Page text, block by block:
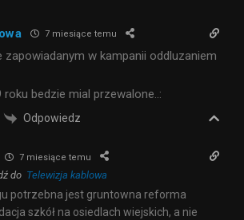
7 miesiące temu
w kampanii oddluzaniem
bedzie mial przewalone..:
Odpowiedz
7 miesiące temu
do Telewizja kablowa
potrzebna jest gruntowna reforma
szkół na osiedlach wiejskich, a nie